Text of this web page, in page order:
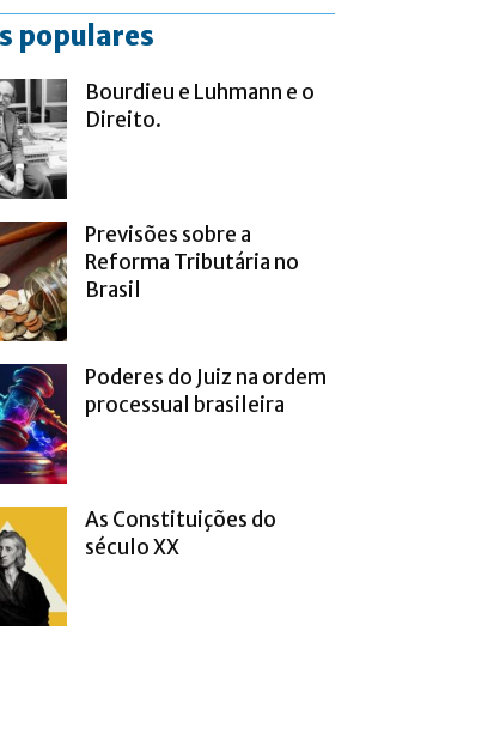
populares
Bourdieu e Luhmann e o
Direito.
Previsões sobre a
Reforma Tributária no
Brasil
Poderes do Juiz na ordem
processual brasileira
As Constituições do
século XX